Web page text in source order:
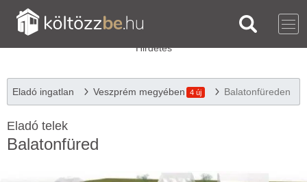
Eladó ingatlan Veszprém megyében 4 új Balatonfüreden
Eladó telek
Balatonfüred